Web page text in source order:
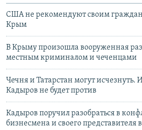
США не рекомендуют своим
Крым
В Крыму произошла вооруженная
местным криминалом и чеченцами
Чечня и Татарстан могут исчезнуть.
Кадыров не будет против
Кадыров поручил разобраться в
бизнесмена и своего представителя